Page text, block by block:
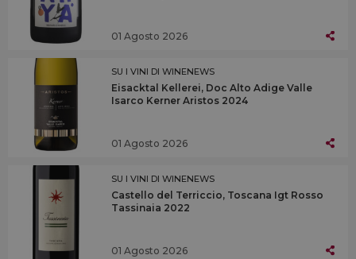
01 Agosto 2026
SU I VINI DI WINENEWS
Eisacktal Kellerei, Doc Alto Adige Valle
Isarco Kerner Aristos 2024
01 Agosto 2026
SU I VINI DI WINENEWS
Castello del Terriccio, Toscana Igt Rosso
Tassinaia 2022
01 Agosto 2026